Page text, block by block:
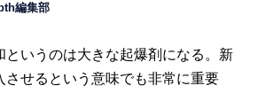
編集部
というのは大きな起爆剤になる。新
させるという意味でも非常に重要